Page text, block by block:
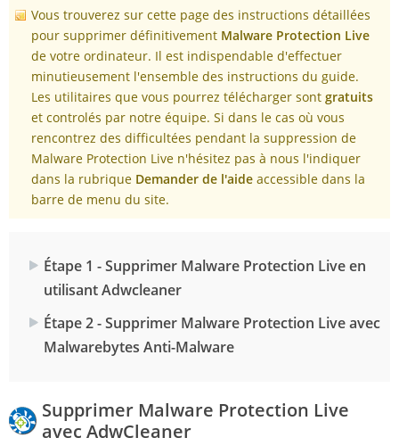
Vous trouverez sur cette page des instructions détaillées
pour supprimer définitivement Malware Protection Live
de votre ordinateur. Il est indispendable d'effectuer
minutieusement l'ensemble des instructions du guide.
Les utilitaires que vous pourrez télécharger sont gratuits
et controlés par notre équipe. Si dans le cas où vous
rencontrez des difficultées pendant la suppression de
Malware Protection Live n'hésitez pas à nous l'indiquer
dans la rubrique Demander de l'aide accessible dans la
barre de menu du site.
Étape 1 - Supprimer Malware Protection Live en
utilisant Adwcleaner
Étape 2 - Supprimer Malware Protection Live avec
Malwarebytes Anti-Malware
Supprimer Malware Protection Live
avec AdwCleaner